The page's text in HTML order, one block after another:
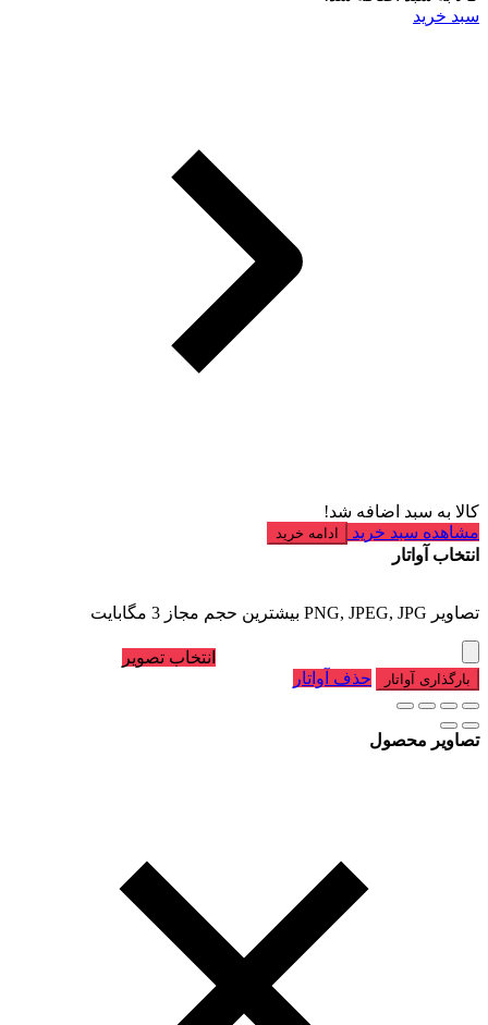
سبد خرید
کالا به سبد اضافه شد!
مشاهده سبد خرید
ادامه خرید
انتخاب آواتار
تصاویر PNG, JPEG, JPG بیشترین حجم مجاز 3 مگابایت
انتخاب تصویر
بارگذاری آواتار حذف آواتار
تصاویر محصول